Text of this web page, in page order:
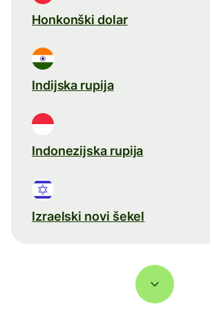
Honkonški dolar
Indijska rupija
Indonezijska rupija
Izraelski novi šekel